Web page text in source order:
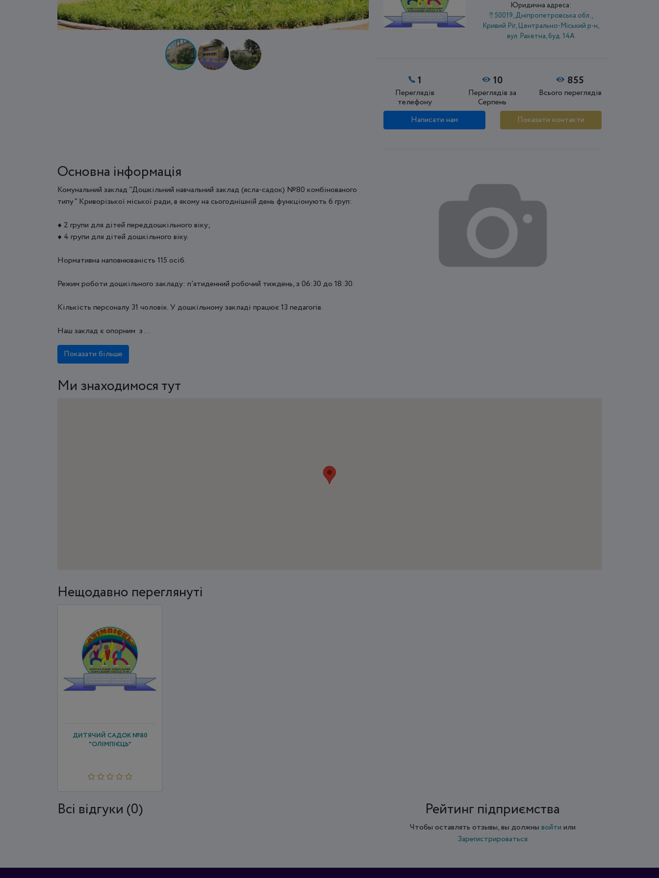
Юридична адреса:
50019, Дніпропетровська обл.,
Кривий Ріг, Центрально-Міський р-н,
вул. Ракетна, буд. 14А
1
Переглядів
телефону
10
Переглядів за
Серпень
855
Всього переглядів
Написати нам Показати контакти
Основна інформація
Комунальний заклад "Дошкільний навчальний заклад (ясла-садок) №80 комбінованого
типу" Криворізької міської ради, в якому на сьогоднішній день функціонують 6 груп:
♦ 2 групи для дітей переддошкільного віку;
♦ 4 групи для дітей дошкільного віку.
Нормативна наповнюваність 115 осіб.
Режим роботи дошкільного закладу: п'ятиденний робочий тиждень, з 06:30 до 18:30.
Кількість персоналу 31 чоловік. У дошкільному закладі працює 13 педагогів.
Наш заклад є опорним з ...
Показати більше
Ми знаходимося тут
Нещодавно переглянуті
ДИТЯЧИЙ САДОК №80
"ОЛІМПІЄЦЬ"
Всi відгуки (0) Рейтинг підприємства
Чтобы оставлять отзывы, вы должны войти или
Зарегистрироваться